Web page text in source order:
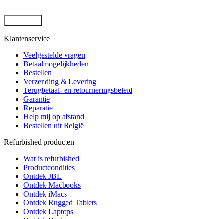
Klantenservice
Veelgestelde vragen
Betaalmogelijkheden
Bestellen
Verzending & Levering
Terugbetaal- en retourneringsbeleid
Garantie
Reparatie
Help mij op afstand
Bestellen uit België
Refurbished producten
Wat is refurbished
Productcondities
Ontdek JBL
Ontdek Macbooks
Ontdek iMacs
Ontdek Rugged Tablets
Ontdek Laptops